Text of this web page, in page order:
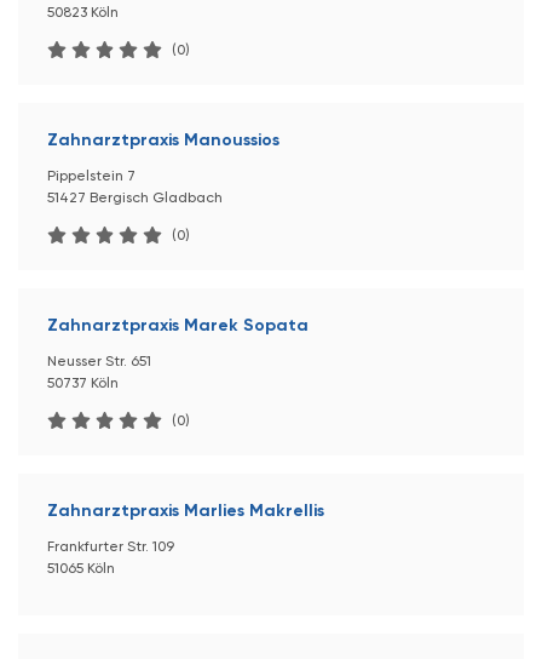
50823 Köln
(0)
Zahnarztpraxis Manoussios
Pippelstein 7
51427 Bergisch Gladbach
(0)
Zahnarztpraxis Marek Sopata
Neusser Str. 651
50737 Köln
(0)
Zahnarztpraxis Marlies Makrellis
Frankfurter Str. 109
51065 Köln